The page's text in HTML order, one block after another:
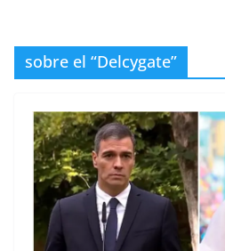
sobre el “Delcygate”